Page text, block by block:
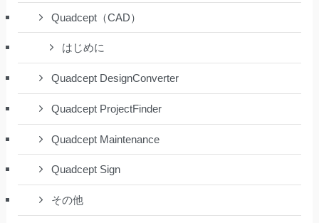
Quadcept（CAD）
はじめに
Quadcept DesignConverter
Quadcept ProjectFinder
Quadcept Maintenance
Quadcept Sign
その他